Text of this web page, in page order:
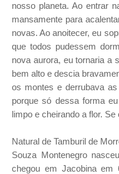
nosso planeta. Ao entrar
mansamente para
novas. Ao anoitecer, eu
que todos pudessem
nova aurora, eu tornaria a
bem alto e descia
os montes e derrubava
porque só dessa forma
limpo e cheirando a flor.
Natural de Tamburil de
Souza Montenegro
chegou em Jacobina